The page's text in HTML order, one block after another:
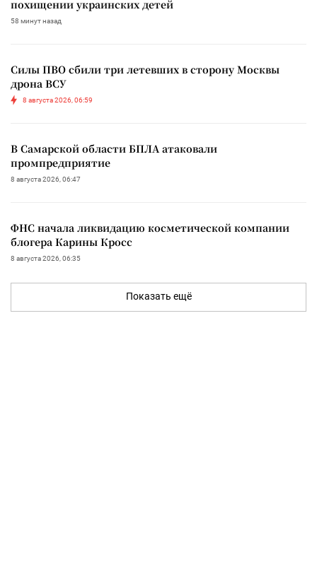
похищении украинских детей
58 минут назад
Силы ПВО сбили три летевших в сторону Москвы
дрона ВСУ
8 августа 2026, 06:59
В Самарской области БПЛА атаковали
промпредприятие
8 августа 2026, 06:47
ФНС начала ликвидацию косметической компании
блогера Карины Кросс
8 августа 2026, 06:35
Показать ещё